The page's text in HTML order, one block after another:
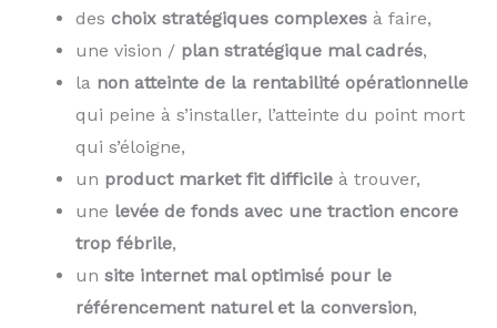
des choix stratégiques complexes à faire,
une vision / plan stratégique mal cadrés,
la non atteinte de la rentabilité opérationnelle
qui peine à s’installer, l’atteinte du point mort
qui s’éloigne,
un product market fit difficile à trouver,
une levée de fonds avec une traction encore
trop fébrile,
un site internet mal optimisé pour le
référencement naturel et la conversion,